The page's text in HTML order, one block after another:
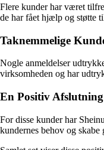
Flere kunder har været
de har fået hjælp og støtte
Taknemmelige
Nogle anmeldelser
virksomheden og har
En Positiv Afslutning
For disse kunder har
kundernes behov og